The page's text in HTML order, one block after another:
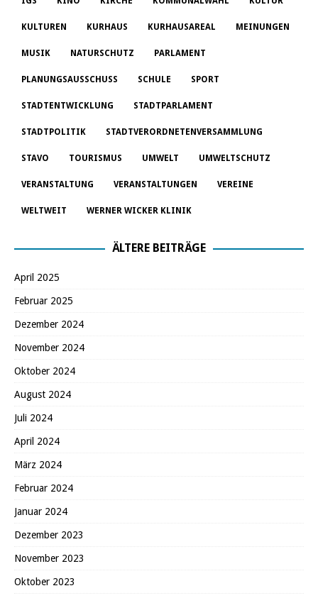
KULTUREN KURHAUS KURHAUSAREAL MEINUNGEN
MUSIK NATURSCHUTZ PARLAMENT
PLANUNGSAUSSCHUSS SCHULE SPORT
STADTENTWICKLUNG STADTPARLAMENT
STADTPOLITIK STADTVERORDNETENVERSAMMLUNG
STAVO TOURISMUS UMWELT UMWELTSCHUTZ
VERANSTALTUNG VERANSTALTUNGEN VEREINE
WELTWEIT WERNER WICKER KLINIK
ÄLTERE BEITRÄGE
April 2025
Februar 2025
Dezember 2024
November 2024
Oktober 2024
August 2024
Juli 2024
April 2024
März 2024
Februar 2024
Januar 2024
Dezember 2023
November 2023
Oktober 2023